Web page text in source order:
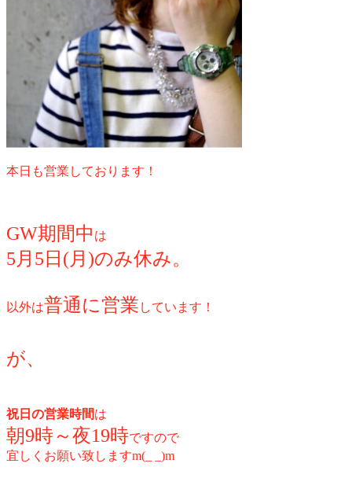
本日も営業しております！
GW期間中 は
5月5日(月)のみ休み。
以外は普通に営業 しています！
が、
祝日の営業時間は
朝9時～夜19時ですので
宜しくお願い致しますm(_ _)m